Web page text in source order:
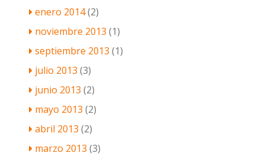
enero 2014(2)
noviembre 2013 (1)
septiembre 2013 (1)
julio 2013 (3)
junio 2013 (2)
mayo 2013 (2)
abril 2013 (2)
marzo 2013 (3)